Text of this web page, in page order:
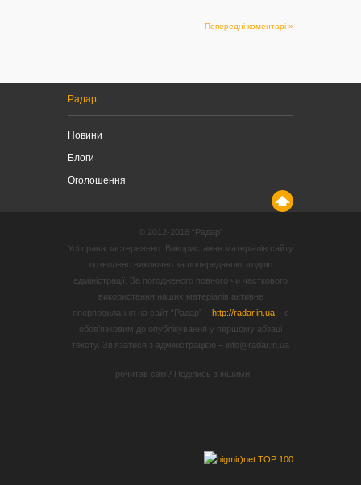
Попередні коментарі »
Радар
Новини
Блоги
Оголошення
© 2012-2016 “Радар”
Усі права застережено. Використання матеріалів сайту
дозволено виключно за попередньою згодою
адміністрації. За погодженого повного чи часткового
використання наших матеріалів активне
гіперпосилання на сайт “Радар” – http://radar.in.ua– є
обов’язковим до опублікування у першому абзаці
тексту. Зв’язатися з адміністрацією – info@radar.in.ua
Прочитав сам? Поділись з іншими: